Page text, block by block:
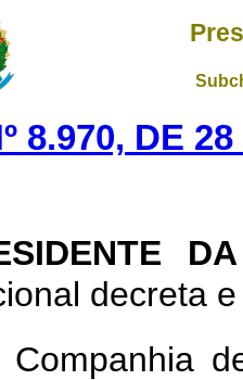
8.970, DE
decreta
Companhia